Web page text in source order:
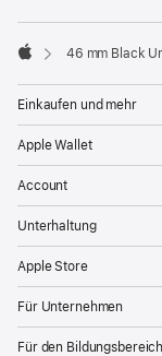
46 mm Black
Einkaufen und mehr
Apple Wallet
Account
Unterhaltung
Apple Store
Für Unternehmen
Für den Bildungsbereich